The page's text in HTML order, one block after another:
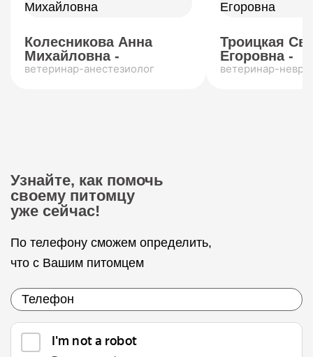
Колесникова Анна
Михайловна -
ветеринар-анестезиолог
Троицкая
Егоровна -
ветеринар-
Узнайте, как помочь
своему питомцу
уже сейчас!
По телефону сможем определить,
что с Вашим питомцем